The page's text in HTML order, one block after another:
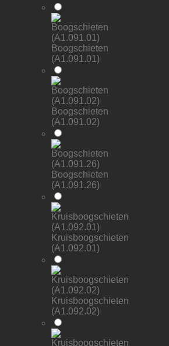
Boogschieten
(A1.091.01)
Boogschieten
(A1.091.02)
Boogschieten
(A1.091.26)
Kruisboogschieten
(A1.092.01)
Kruisboogschieten
(A1.092.02)